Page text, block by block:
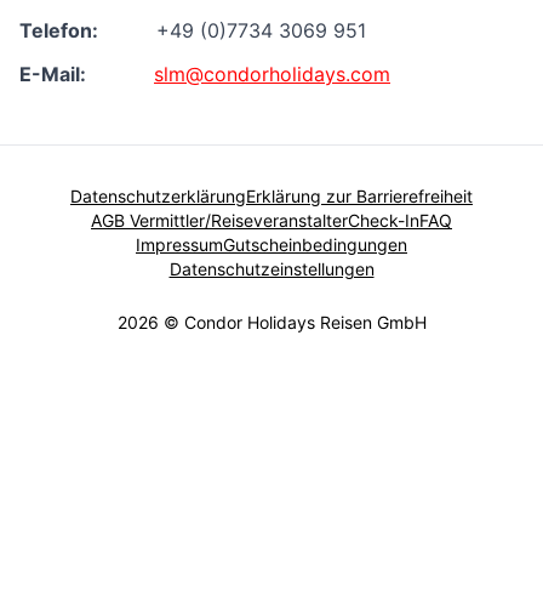
Telefon: +49 (0)7734 3069 951
E-Mail: slm@condorholidays.com
DatenschutzerklärungErklärung zur Barrierefreiheit
AGB Vermittler/ReiseveranstalterCheck-InFAQ
ImpressumGutscheinbedingungen
Datenschutzeinstellungen
2026 © Condor Holidays Reisen GmbH